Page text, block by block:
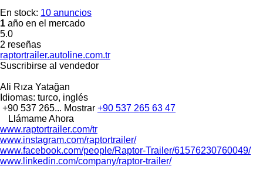
En stock: 10 anuncios
1 año en el mercado
5.0
2 reseñas
raptortrailer.autoline.com.tr
Suscribirse al vendedor
Ali Rıza Yatağan
Idiomas: turco, inglés
+90 537 265... Mostrar +90 537 265 63 47
Llámame Ahora
www.raptortrailer.com/tr
www.instagram.com/raptortrailer/
www.facebook.com/people/Raptor-Trailer/61576230760049/
www.linkedin.com/company/raptor-trailer/